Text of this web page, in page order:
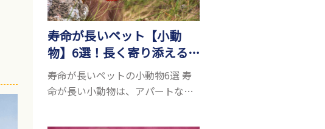
寿命が長いペット【小動
物】6選！長く寄り添える
小動物はいる？
寿命が長いペットの小動物6選 寿
命が長い小動物は、アパートなど